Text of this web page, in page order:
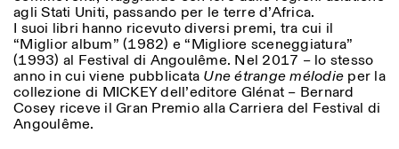
agli Stati Uniti, passando per le terre d’Africa.
I suoi libri hanno ricevuto diversi premi, tra cui il
“Miglior album” (1982) e “Migliore sceneggiatura”
(1993) al Festival di Angoulême. Nel 2017 – lo stesso
anno in cui viene pubblicata Une étrange mélodie per la
collezione di MICKEY dell’editore Glénat – Bernard
Cosey riceve il Gran Premio alla Carriera del Festival di
Angoulême.